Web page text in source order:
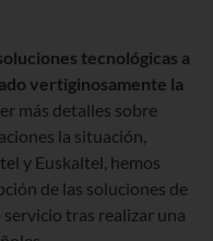
tecnológicas a
vertiginosamente la
más detalles sobre
la situación,
y Euskaltel, hemos
de las soluciones de
tras realizar una